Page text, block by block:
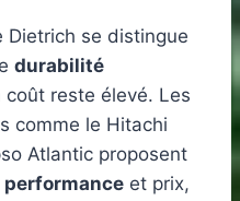
Dietrich se distingue
durabilité
reste élevé. Les
comme le Hitachi
Atlantic proposent
performance et prix,